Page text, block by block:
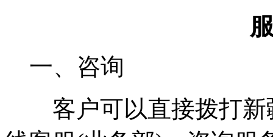
一、咨询
客户可以直接拨打新